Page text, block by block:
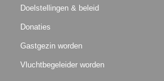
Doelstellingen & beleid
Donaties
Gastgezin worden
Vluchtbegeleider worden